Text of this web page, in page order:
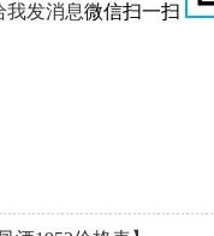
微信扫一扫